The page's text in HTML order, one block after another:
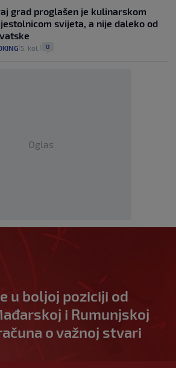
grad proglašen je kulinarskom
svijeta, a nije daleko od
5. kol. 0
Oglas
u boljoj poziciji od
i Rumunjskoj
o važnoj stvari